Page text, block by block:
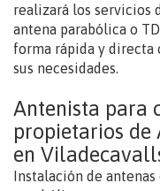
realizará los servicios
antena parabólica o
forma rápida y directa
sus necesidades.
Antenista para
propietarios de
en
Instalación de